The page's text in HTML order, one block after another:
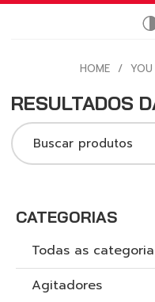
HOME / YOU
CATEGORIAS
Todas as
Agitadores
RESULTADOS
Buscar produtos